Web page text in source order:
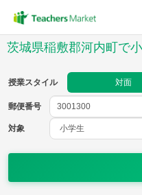
茨城県稲敷郡河内町で
授業スタイル 対面
郵便番号
対象
郵便番号